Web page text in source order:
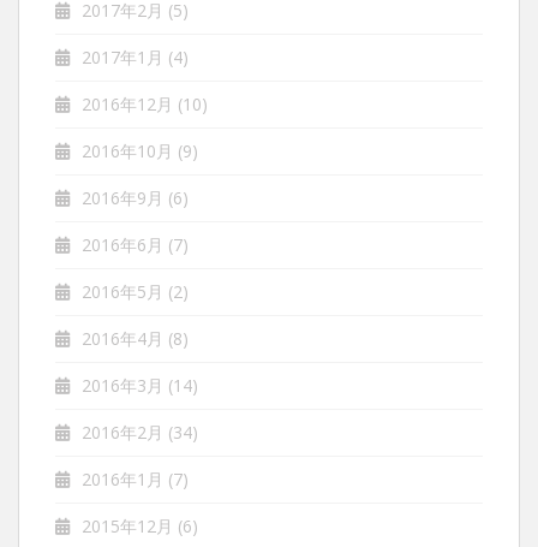
2017年2月 (5)
2017年1月 (4)
2016年12月 (10)
2016年10月 (9)
2016年9月 (6)
2016年6月 (7)
2016年5月 (2)
2016年4月 (8)
2016年3月 (14)
2016年2月 (34)
2016年1月 (7)
2015年12月 (6)